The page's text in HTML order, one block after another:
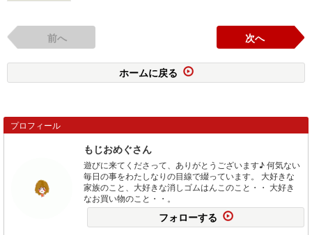
前へ 次へ
ホームに戻る
プロフィール
もじおめぐさん
遊びに来てくださって、ありがとうございます♪ 何気ない
毎日の事をわたしなりの目線で綴っています。 大好きな
家族のこと、大好きな消しゴムはんこのこと・・ 大好き
なお買い物のこと・・。
フォローする